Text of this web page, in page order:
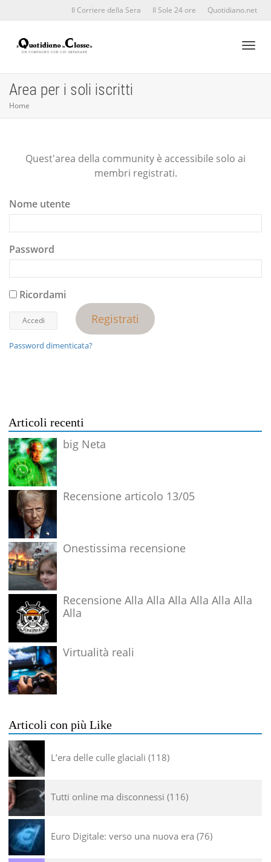
Il Corriere della Sera Il Sole 24 ore Quotidiano.net
Area per i soli iscritti
Home
Quest'area della community è accessibile solo ai
membri registrati.
Nome utente
Password
Ricordami
Registrati
Password dimenticata?
Articoli recenti
big Neta
Recensione articolo 13/05
Onestissima recensione
Recensione Alla Alla Alla Alla Alla Alla
Alla
Virtualità reali
Articoli con più Like
L’era delle culle glaciali 118
Tutti online ma disconnessi 116
Euro Digitale: verso una nuova era 76